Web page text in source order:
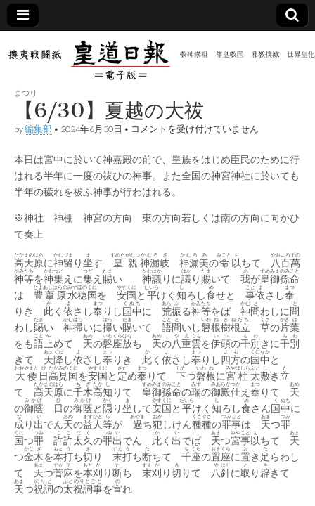
皇道
日報
（防
共新
聞）
電子
版
敬神
尊皇
｜昭
和八
年創
刊
実
践
攘夷
戦闘
まつり
【6/30】夏越の大祓
by編集部 • 2024年6月30日 • 【6/30】
の
大
祓
は
コメントを受け付けていません
本日は宮中に於いて神嘉殿の前で、皇族をはじめ臣民のために行
はれる半年に一度の祓ひの神事。また全国の神宮神社に於いても
半年の穢れを祓ふ神事が行わはれる。
※神社 神棚 神宮の方向 東の方向若しくは南の方向に向かひ
て奏上
高天原
たかまのはら
に神
かむ
留
づま
り坐
ま
す 皇親
すめらがむつ
神漏
かむろ
岐
ぎ
神漏
かむろ
美
み
の命
みこと
以
も
ちて 八百萬
やおよろずの
神
かみ
等
たち
を神
かむ
集
つど
えに集
つど
え 賜
たま
い 神議
かむはか
りに議
はか
り 賜
たま
いて 我
あ
が皇御孫命
すめみまのみこと
は 豊葦原
とよあしはらの
水穂国
みずほのくに
を 安国
やすくに
と 平
たいら
けく 知
し
ろし食
め
せと 事
こと
依
よ
さし奉
まつ
りき 此
か
く 依
よ
さし奉
まつ
りし国中
くぬち
に 荒
あら
振
ぶ
る神
かみ
等
たち
をば 神
かむ
問
と
わしに問
と
わし賜
たま
い 神
かむ
掃
はら
いに掃
はら
い賜
たま
いて 語
こと
問
と
いし磐
いわ
根
ね
樹
き
根立
ねたち
草
くさ
の片
かき
葉
は
をも語
こと
止
や
めて 天
あめ
の磐
いわ
座
くら
放
はな
ち 天
あめ
の八
や
重
え
雲
ぐも
を伊
い
頭
つ
の千
ち
別
わ
きに千
ち
別
わ
きて 天
あま
降
くだ
し依
よ
さし奉
まつ
りき 此
か
く 依
よ
さし奉
まつ
りし四
よ
方
も
の国
くに
中
なか
と
大倭
おおやまと
日
ひ
高
だか
見
みの
国
くに
を安
やす
国
くに
と 定
さだ
め奉
まつ
りて 下
した
つ磐
いわ
根
ね
に宮
みや
柱
ばしら
太
ふと
敷
し
き 立
た
て 高天原
たかまのはら
に千
ち
木
ぎ
高
たか
知
し
りて 皇御孫命
すめみまのみこと
の瑞
みず
の御殿
みあらか
仕
つか
え 奉
まつ
りて 天
あめ
の御蔭
みかげ
日
ひ
の御蔭
みかげ
と隠
かく
り坐
ま
して安
やす
国
くに
と 平
たいら
けく 知
し
ろし食
め
さん国
く
中
ぬち
に
成
な
り 出
い
でん天
あめ
の益人
ますひと
等
ら
が 過
あやま
ち犯
おか
しけん種
くさ
種
ぐさ
の罪事
つみごと
は 天
あま
つ罪
つみ
国
くに
つ罪
つみ
許許太久
ここだく
の罪
つみ
出
い
でん 此
か
く 出
い
でば 天
あま
つ宮
みや
事
ごと
以
も
ちて 天
あま
つ金
かな
木
ぎ
を本
もと
打
う
ち切
き
り 末
すえ
打
う
ち断
た
ちて 千
ち
座
くら
の置
おき
座
くら
に置
お
き 足
た
らわし
て 天
あま
つ菅
すが
麻
そ
を本
もと
刈
か
り断
た
ち 末
すえ
刈
か
り切
き
りて 八
や
針
はり
に取
と
り 辟
さ
きて
天
あま
つ祝詞
のりと
の太
ふと
祝詞事
のりとごと
を宣
の
れ